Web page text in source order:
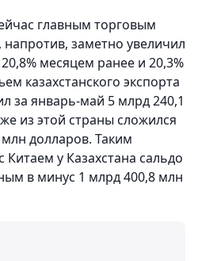
главным торговым
заметно увеличил
месяцем ранее и 20,3%
казахстанского экспорта
за январь-май 5 млрд 240,1
из этой страны сложился
долларов. Таким
Китаем у Казахстана сальдо
в минус 1 млрд 400,8 млн